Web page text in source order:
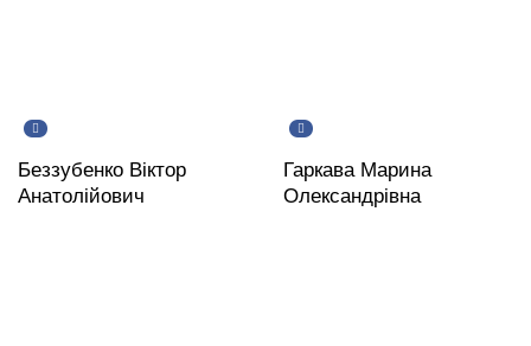
Беззубенко Віктор
Анатолійович
Гаркава Марина
Олександрівна